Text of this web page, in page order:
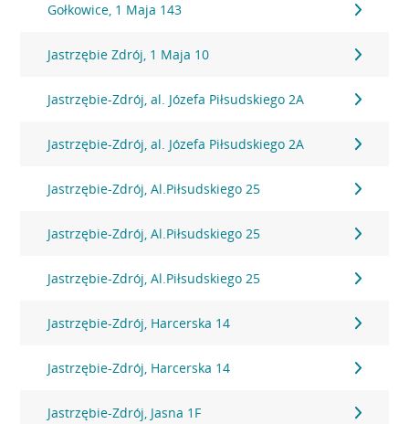
Gołkowice, 1 Maja 143
Jastrzębie Zdrój, 1 Maja 10
Jastrzębie-Zdrój, al. Józefa Piłsudskiego 2A
Jastrzębie-Zdrój, al. Józefa Piłsudskiego 2A
Jastrzębie-Zdrój, Al.Piłsudskiego 25
Jastrzębie-Zdrój, Al.Piłsudskiego 25
Jastrzębie-Zdrój, Al.Piłsudskiego 25
Jastrzębie-Zdrój, Harcerska 14
Jastrzębie-Zdrój, Harcerska 14
Jastrzębie-Zdrój, Jasna 1F